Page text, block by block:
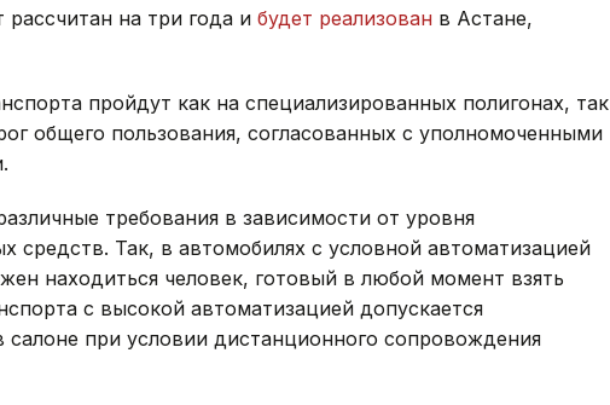
на три года и будет реализован в Астане,
пройдут как на специализированных полигонах, так
общего пользования, согласованных с уполномоченными
требования в зависимости от уровня
средств. Так, в автомобилях с условной автоматизацией
находиться человек, готовый в любой момент взять
с высокой автоматизацией допускается
салоне при условии дистанционного сопровождения